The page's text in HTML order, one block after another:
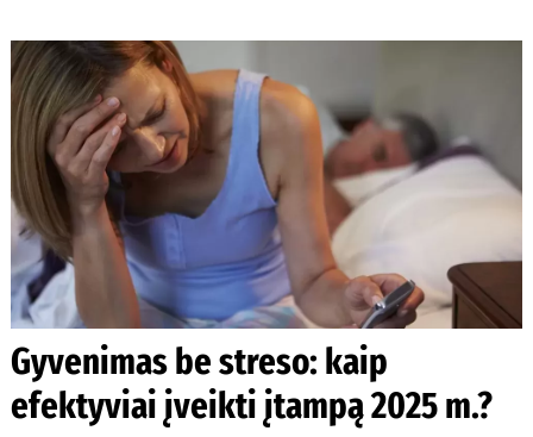
Gyvenimas be streso: kaip
efektyviai įveikti įtampą 2025 m.?